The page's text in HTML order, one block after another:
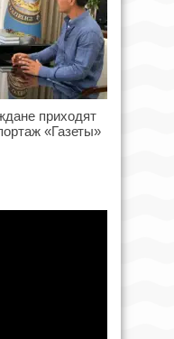
приходят
«Газеты»